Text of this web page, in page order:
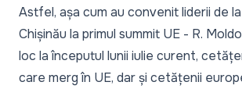
Astfel, așa cum au convenit liderii de
Chișinău la primul summit UE - R.
loc la începutul lunii iulie curent,
care merg în UE, dar și cetățenii